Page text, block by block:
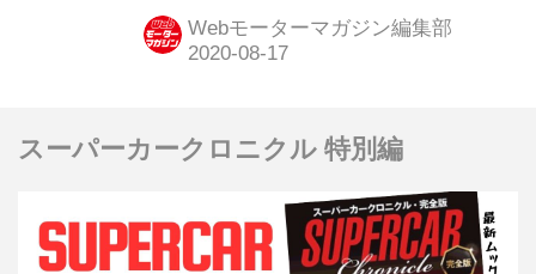
彰台となる2位でフィニッシュ。優勝
はメルセデスAMGのルイス・ハミルト
た。ここではスペインGPがどうして
こういう結果となったのか、振り返っ
てみよう。
Webモーターマガジン編集部
スーパーカークロニクル 特別編